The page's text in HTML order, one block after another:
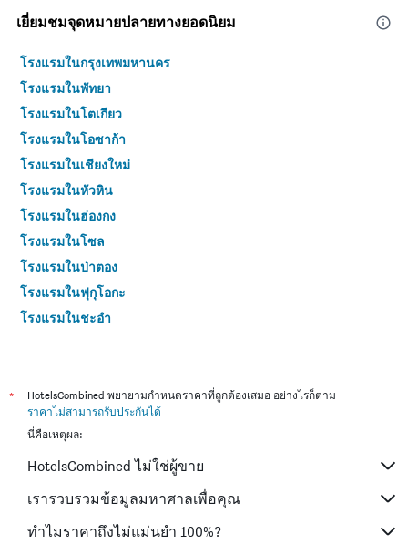
เยี่ยมชมจุดหมายปลายทางยอดนิยม
โรงแรมในกรุงเทพมหานคร
โรงแรมในพัทยา
โรงแรมในโตเกียว
โรงแรมในโอซาก้า
โรงแรมในเชียงใหม่
โรงแรมในหัวหิน
โรงแรมในฮ่องกง
โรงแรมในโซล
โรงแรมในป่าตอง
โรงแรมในฟุกุโอกะ
โรงแรมในชะอำ
โรงแรมในเซี่ยงไฮ้
โรงแรมในเกาะช้าง (ตราด)
โรงแรมในไทเป
โรงแรมในหาดใหญ่
โรงแรมในชลบุรี
โรงแรมในภูเก็ต
*
HotelsCombined พยายามกำหนดราคาที่ถูกต้องเสมอ อย่างไรก็ตาม
ราคาไม่สามารถรับประกันได้
นี่คือเหตุผล:
HotelsCombined ไม่ใช่ผู้ขาย
เรารวบรวมข้อมูลมหาศาลเพื่อคุณ
ทำไมราคาถึงไม่แม่นยำ 100%?